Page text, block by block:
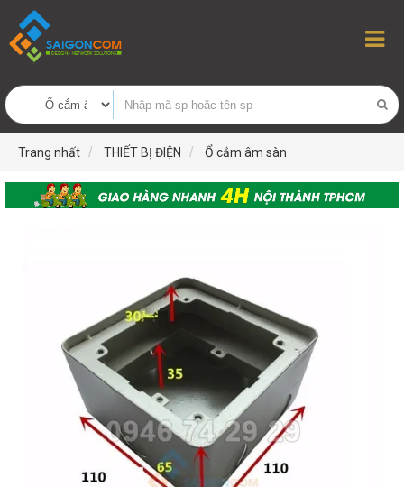
Trang nhất THIẾT BỊ ĐIỆN Ổ cắm âm sàn